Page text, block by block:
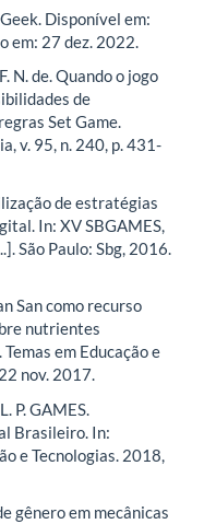
Disponível em:
em: 27 dez. 2022.
N. de. Quando o jogo
de
Set Game.
v. 95, n. 240, p. 431-
de estratégias
In: XV SBGAMES,
São Paulo: Sbg, 2016.
San como recurso
nutrientes
em Educação e
nov. 2017.
P. GAMES.
Brasileiro. In:
e Tecnologias. 2018,
gênero em mecânicas